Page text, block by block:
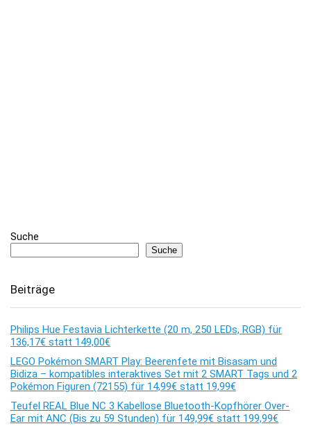
Suche
Suche
Beiträge
Philips Hue Festavia Lichterkette (20 m, 250 LEDs, RGB) für
136,17€ statt 149,00€
LEGO Pokémon SMART Play: Beerenfete mit Bisasam und
Bidiza – kompatibles interaktives Set mit 2 SMART Tags und 2
Pokémon Figuren (72155) für 14,99€ statt 19,99€
Teufel REAL Blue NC 3 Kabellose Bluetooth-Kopfhörer Over-
Ear mit ANC (Bis zu 59 Stunden) für 149,99€ statt 199,99€